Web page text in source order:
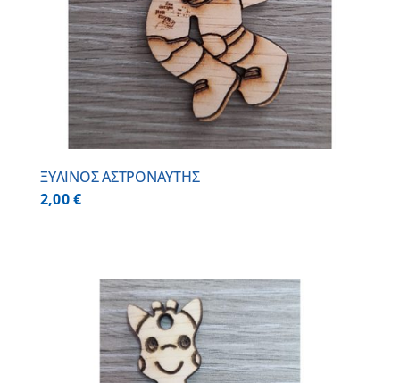
ΞΥΛΙΝΟΣ ΑΣΤΡΟΝΑΥΤΗΣ
2,00€